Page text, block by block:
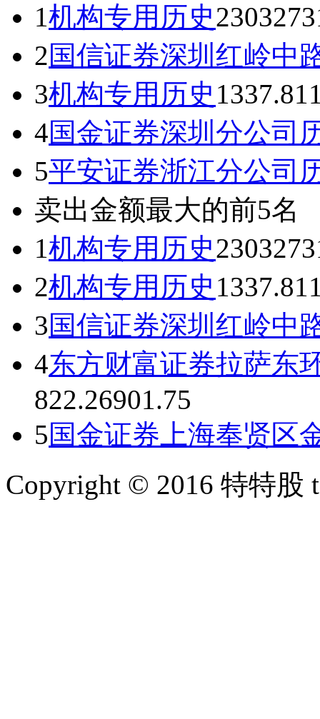
1机构专用 历史2303
2国信证券深圳红岭中
3机构专用 历史 1337.81
4国金证券深圳分公司
5平安证券浙江分公司
卖出金额最大的前5名
1机构专用 历史2303
2机构专用 历史 1337.81
3国信证券深圳红岭中
4东方财富证券拉萨东
822.26901.75
5国金证券上海奉贤区
Copyright © 2016 特特股